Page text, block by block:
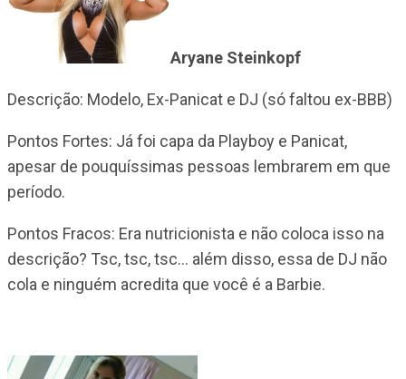
Aryane Steinkopf
Descrição: Modelo, Ex-Panicat e DJ (só faltou ex-BBB)
Pontos Fortes: Já foi capa da Playboy e Panicat,
apesar de pouquíssimas pessoas lembrarem em que
período.
Pontos Fracos: Era nutricionista e não coloca isso na
descrição? Tsc, tsc, tsc… além disso, essa de DJ não
cola e ninguém acredita que você é a Barbie.